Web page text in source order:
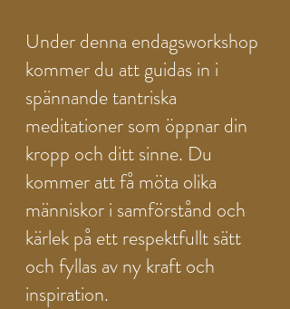
Under denna endagsworkshop
kommer du att guidas in i
spännande tantriska
meditationer som öppnar din
kropp och ditt sinne. Du
kommer att få möta olika
människor i samförstånd och
kärlek på ett respektfullt sätt
och fyllas av ny kraft och
inspiration.